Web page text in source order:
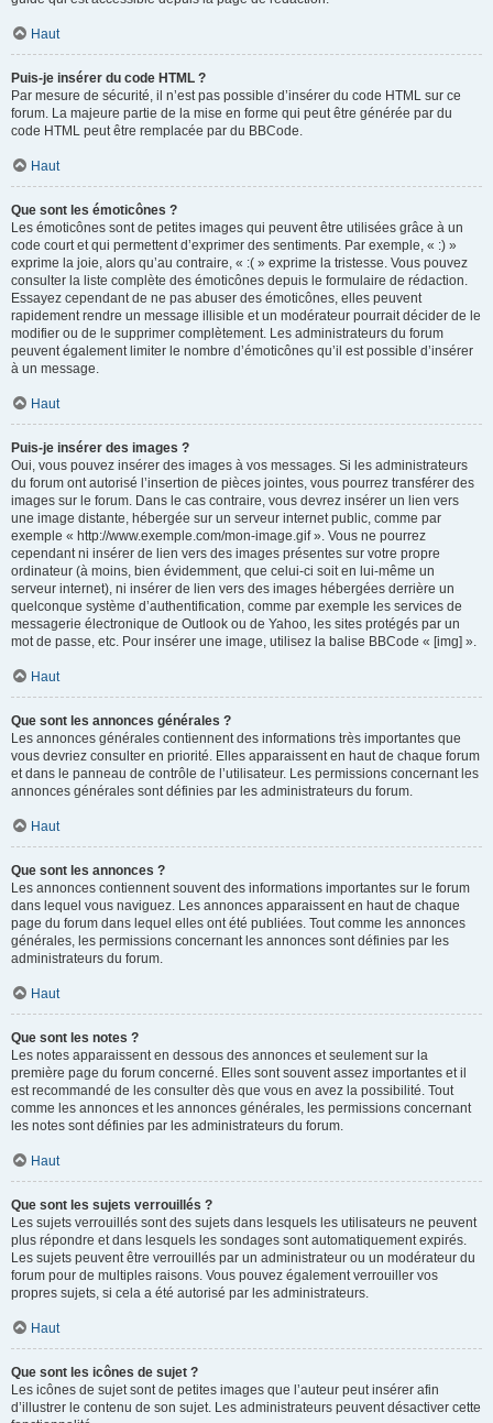
Haut
Puis-je insérer du code HTML ?
Par mesure de sécurité, il n’est pas possible d’insérer du code HTML sur ce
forum. La majeure partie de la mise en forme qui peut être générée par du
code HTML peut être remplacée par du BBCode.
Haut
Que sont les émoticônes ?
Les émoticônes sont de petites images qui peuvent être utilisées grâce à un
code court et qui permettent d’exprimer des sentiments. Par exemple, « :) »
exprime la joie, alors qu’au contraire, « :( » exprime la tristesse. Vous pouvez
consulter la liste complète des émoticônes depuis le formulaire de rédaction.
Essayez cependant de ne pas abuser des émoticônes, elles peuvent
rapidement rendre un message illisible et un modérateur pourrait décider de le
modifier ou de le supprimer complètement. Les administrateurs du forum
peuvent également limiter le nombre d’émoticônes qu’il est possible d’insérer
à un message.
Haut
Puis-je insérer des images ?
Oui, vous pouvez insérer des images à vos messages. Si les administrateurs
du forum ont autorisé l’insertion de pièces jointes, vous pourrez transférer des
images sur le forum. Dans le cas contraire, vous devrez insérer un lien vers
une image distante, hébergée sur un serveur internet public, comme par
exemple « http://www.exemple.com/mon-image.gif ». Vous ne pourrez
cependant ni insérer de lien vers des images présentes sur votre propre
ordinateur (à moins, bien évidemment, que celui-ci soit en lui-même un
serveur internet), ni insérer de lien vers des images hébergées derrière un
quelconque système d’authentification, comme par exemple les services de
messagerie électronique de Outlook ou de Yahoo, les sites protégés par un
mot de passe, etc. Pour insérer une image, utilisez la balise BBCode « [img] ».
Haut
Que sont les annonces générales ?
Les annonces générales contiennent des informations très importantes que
vous devriez consulter en priorité. Elles apparaissent en haut de chaque forum
et dans le panneau de contrôle de l’utilisateur. Les permissions concernant les
annonces générales sont définies par les administrateurs du forum.
Haut
Que sont les annonces ?
Les annonces contiennent souvent des informations importantes sur le forum
dans lequel vous naviguez. Les annonces apparaissent en haut de chaque
page du forum dans lequel elles ont été publiées. Tout comme les annonces
générales, les permissions concernant les annonces sont définies par les
administrateurs du forum.
Haut
Que sont les notes ?
Les notes apparaissent en dessous des annonces et seulement sur la
première page du forum concerné. Elles sont souvent assez importantes et il
est recommandé de les consulter dès que vous en avez la possibilité. Tout
comme les annonces et les annonces générales, les permissions concernant
les notes sont définies par les administrateurs du forum.
Haut
Que sont les sujets verrouillés ?
Les sujets verrouillés sont des sujets dans lesquels les utilisateurs ne peuvent
plus répondre et dans lesquels les sondages sont automatiquement expirés.
Les sujets peuvent être verrouillés par un administrateur ou un modérateur du
forum pour de multiples raisons. Vous pouvez également verrouiller vos
propres sujets, si cela a été autorisé par les administrateurs.
Haut
Que sont les icônes de sujet ?
Les icônes de sujet sont de petites images que l’auteur peut insérer afin
d’illustrer le contenu de son sujet. Les administrateurs peuvent désactiver cette